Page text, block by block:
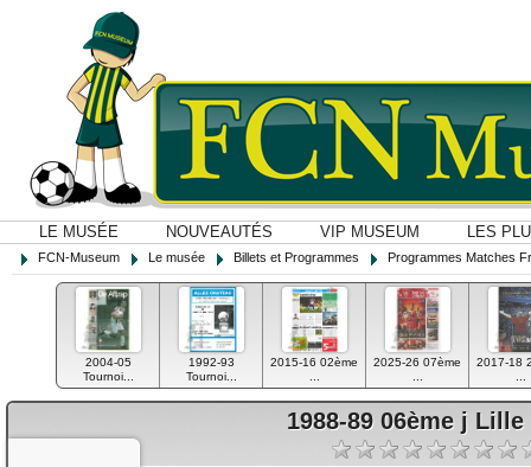
LE MUSÉE NOUVEAUTÉS VIP MUSEUM LES
FCN-Museum Le musée Billets et Programmes Programmes Matches
2004-05
Tournoi...
1992-93
Tournoi...
2015-16 02ème
2025-26 07ème
2017-18
1988-89 06ème j Lille